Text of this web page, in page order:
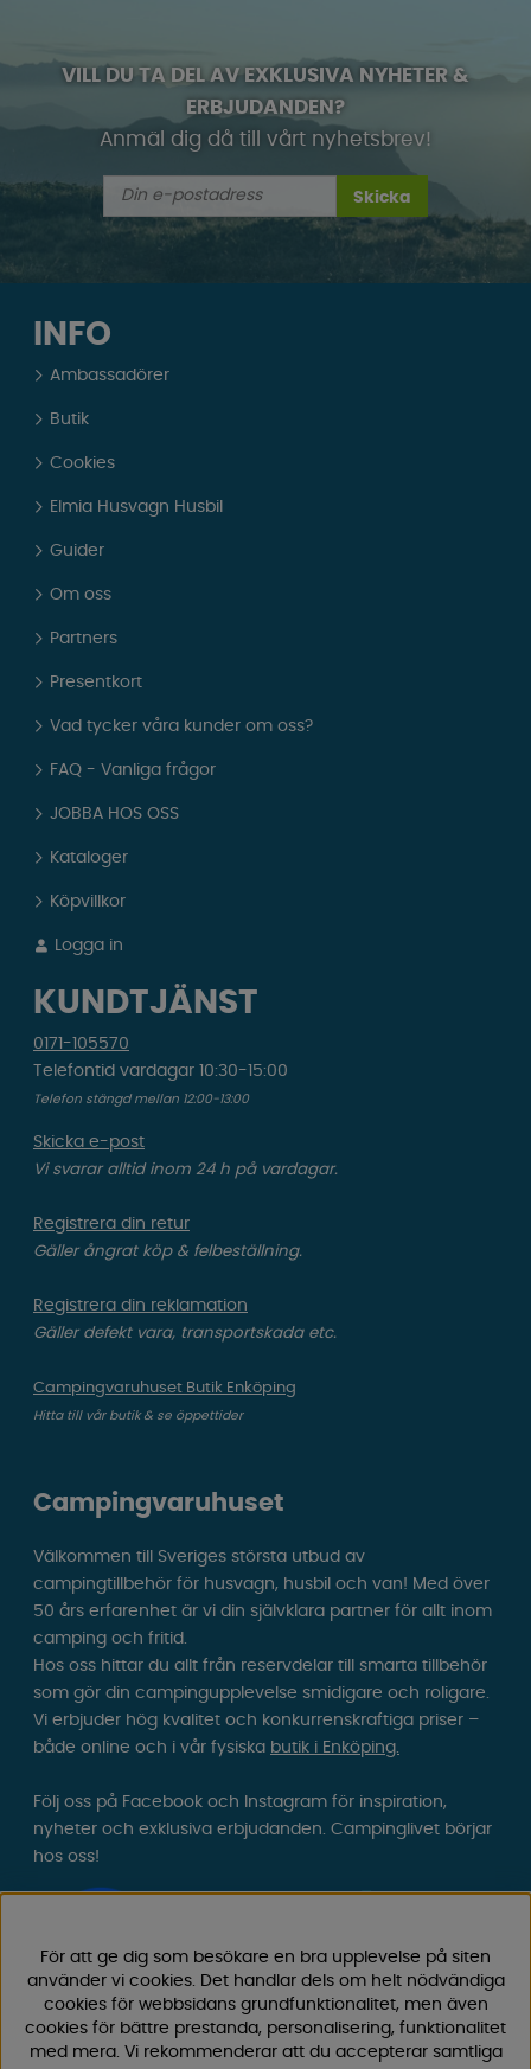
VILL DU TA DEL AV EXKLUSIVA NYHETER &
ERBJUDANDEN?
Anmäl dig då till vårt nyhetsbrev!
Skicka
INFO
Ambassadörer
Butik
Cookies
Elmia Husvagn Husbil
Guider
Om oss
Partners
Presentkort
Vad tycker våra kunder om oss?
FAQ - Vanliga frågor
JOBBA HOS OSS
Kataloger
Köpvillkor
Logga in
KUNDTJÄNST
0171-105570
Telefontid vardagar 10:30-15:00
Telefon stängd mellan 12:00-13:00
Skicka e-post
Vi svarar alltid inom 24 h på vardagar.
Registrera din retur
Gäller ångrat köp & felbeställning.
Registrera din reklamation
Gäller defekt vara, transportskada etc.
Campingvaruhuset Butik Enköping
Hitta till vår butik & se öppettider
Campingvaruhuset
Välkommen till Sveriges största utbud av
campingtillbehör för husvagn, husbil och van! Med över
50 års erfarenhet är vi din självklara partner för allt inom
camping och fritid.
Hos oss hittar du allt från reservdelar till smarta tillbehör
som gör din campingupplevelse smidigare och roligare.
Vi erbjuder hög kvalitet och konkurrenskraftiga priser –
både online och i vår fysiska butik i Enköping.
Följ oss på Facebook och Instagram för inspiration,
nyheter och exklusiva erbjudanden. Campinglivet börjar
hos oss!
För att ge dig som besökare en bra upplevelse på siten
använder vi cookies. Det handlar dels om helt nödvändiga
cookies för webbsidans grundfunktionalitet, men även
cookies för bättre prestanda, personalisering, funktionalitet
med mera. Vi rekommenderar att du accepterar samtliga